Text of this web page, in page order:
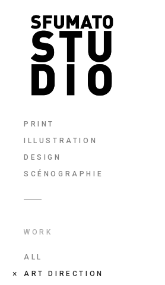
PRINT
ILLUSTRATION
DESIGN
SCÉNOGRAPHIE
WORK
ALL
ART DIRECTION